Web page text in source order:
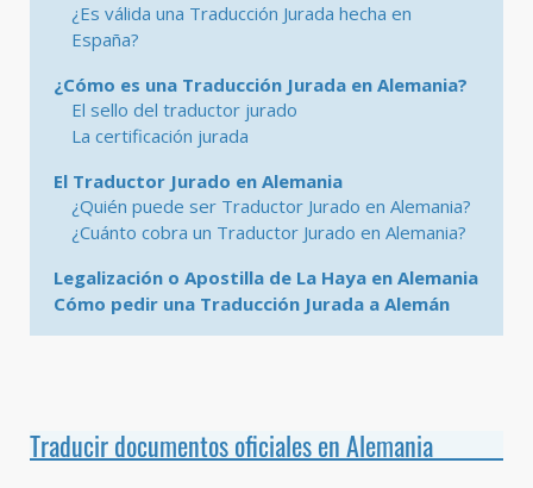
¿Es válida una Traducción Jurada hecha en
España?
¿Cómo es una Traducción Jurada en Alemania?
El sello del traductor jurado
La certificación jurada
El Traductor Jurado en Alemania
¿Quién puede ser Traductor Jurado en Alemania?
¿Cuánto cobra un Traductor Jurado en Alemania?
Legalización o Apostilla de La Haya en Alemania
Cómo pedir una Traducción Jurada a Alemán
Traducir documentos oficiales en Alemania